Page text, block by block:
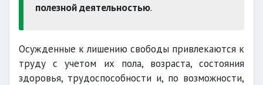
полезной деятельностью.
Осужденные к лишению свободы привлекаются к
труду с учетом их пола, возраста, состояния
здоровья, трудоспособности и, по возможности,